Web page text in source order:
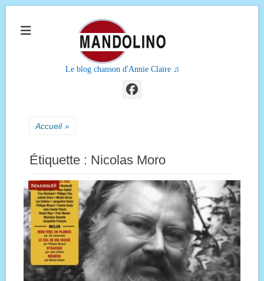
Le blog chanson d'Annie Claire ♫
Facebook
Accueil »
Étiquette : Nicolas Moro